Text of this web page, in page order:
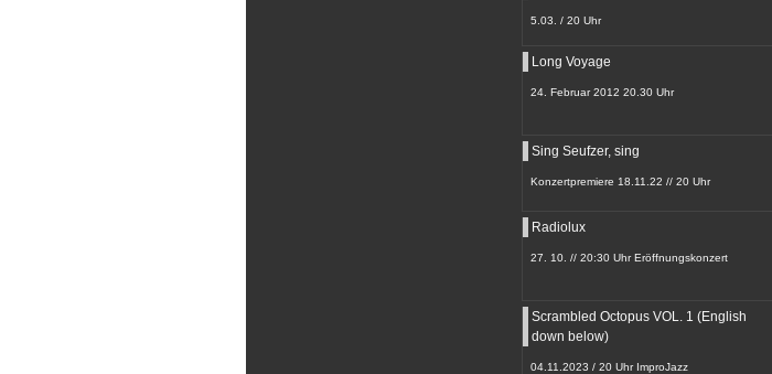
5.03. / 20 Uhr
Long Voyage
24. Februar 2012 20.30 Uhr
Sing Seufzer, sing
Konzertpremiere 18.11.22 // 20 Uhr
Radiolux
27. 10. // 20:30 Uhr Eröffnungskonzert
Scrambled Octopus VOL. 1 (English
down below)
04.11.2023 / 20 Uhr ImproJazz